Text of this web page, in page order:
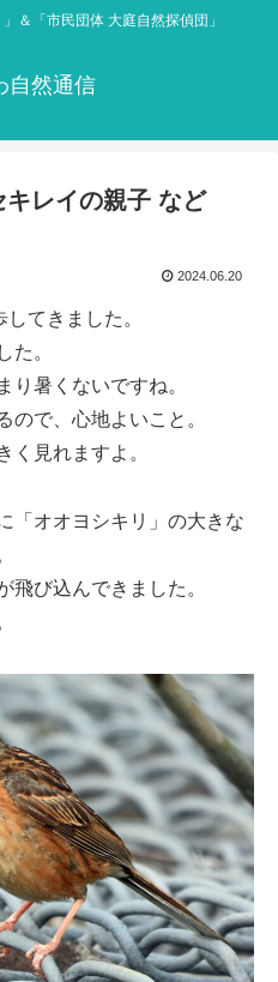
＆「市民団体 大庭自然探偵団」
自然通信
レイの親子 など
2024.06.20
てきました。
た。
り暑くないですね。
ので、心地よいこと。
く見れますよ。
「オオヨシキリ」の大きな
飛び込んできました。